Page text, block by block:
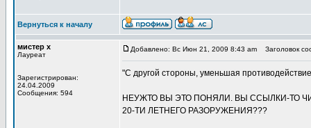
Вернуться к началу
мистер х
Лауреат
Зарегистрирован:
24.04.2009
Сообщения: 594
Добавлено: Вс Июн 21, 2009 8:43 am Заголовок
"С другой стороны, уменьшая
НЕУЖТО ВЫ ЭТО ПОНЯЛИ. ВЫ ССЫЛКИ-ТО
20-ТИ ЛЕТНЕГО РАЗОРУЖЕНИЯ???